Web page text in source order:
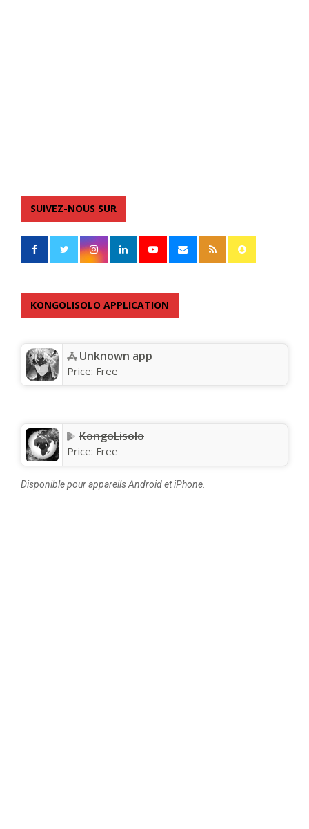
SUIVEZ-NOUS SUR
KONGOLISOLO APPLICATION
Unknown app
Price: Free
KongoLisolo
Price: Free
Disponible pour appareils Android et iPhone.